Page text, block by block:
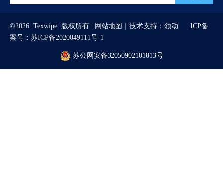
©2026 Texwipe 版权所有 | 网站地图 ｜技术支持： 领动 ICP备
案号： 苏ICP备2020049111号-1
苏公网安备32050902101813号